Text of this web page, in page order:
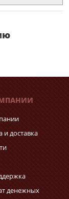
и доставка
денежных